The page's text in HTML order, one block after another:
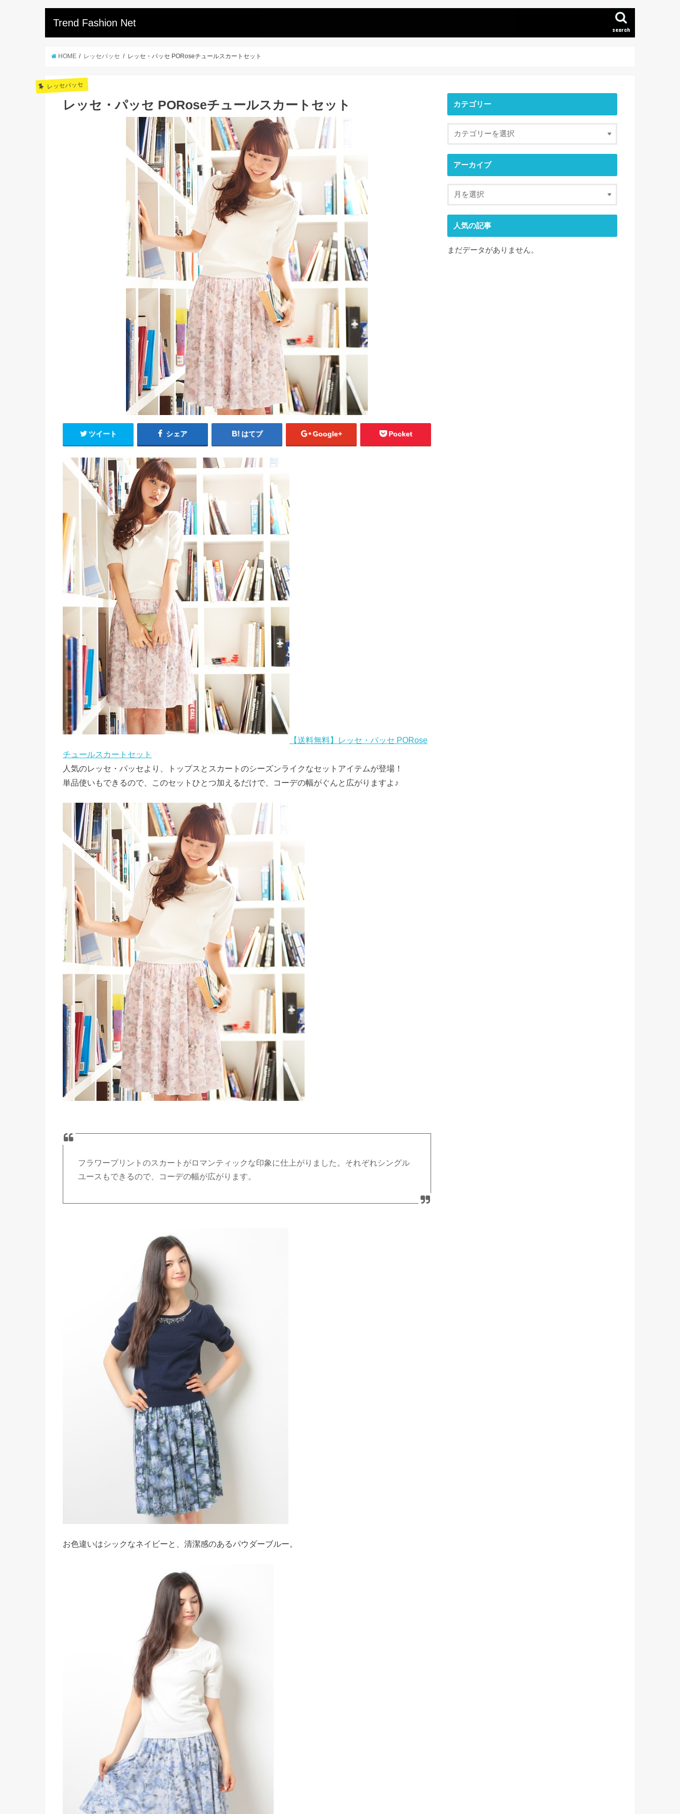
Trend Fashion Net
search
HOME レッセパッセ レッセ・パッセ PORoseチュールスカートセット
レッセパッセ
レッセ・パッセ PORoseチュールスカートセット
ツイート シェア はてブ Google+ Pocket
【送料無料】レッセ・パッセ PORose
チュールスカートセット
人気のレッセ・パッセより、トップスとスカートのシーズンライクなセットアイテムが登場！
単品使いもできるので、このセットひとつ加えるだけで、コーデの幅がぐんと広がりますよ♪
フラワープリントのスカートがロマンティックな印象に仕上がりました。それぞれシングル
ユースもできるので、コーデの幅が広がります。
お色違いはシックなネイビーと、清潔感のあるパウダーブルー。
カテゴリー
アーカイブ
人気の記事
まだデータがありません。